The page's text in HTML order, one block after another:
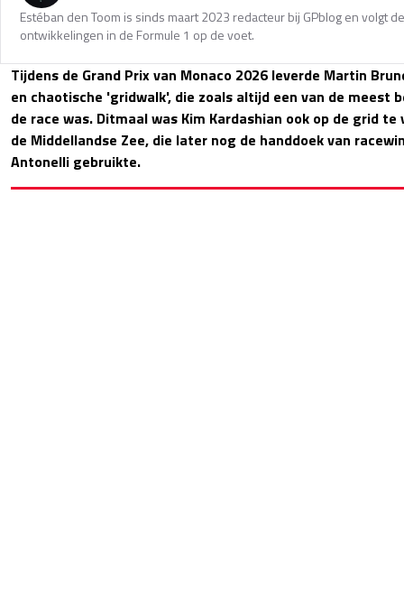
Estéban den Toom is sinds maart 2023 redacteur bij GPblog en volgt
ontwikkelingen in de Formule 1 op de voet.
Tijdens de Grand Prix van Monaco 2026 leverde Martin
en chaotische 'gridwalk', die zoals altijd een van de meest
de race was. Ditmaal was Kim Kardashian ook op de grid te
de Middellandse Zee, die later nog de handdoek van
Antonelli gebruikte.